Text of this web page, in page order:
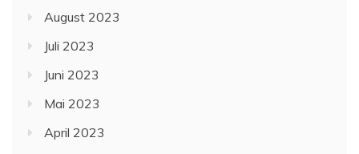
August 2023
Juli 2023
Juni 2023
Mai 2023
April 2023